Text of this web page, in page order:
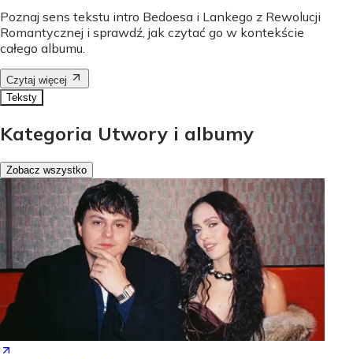
Poznaj sens tekstu intro Bedoesa i Lankego z Rewolucji
Romantycznej i sprawdź, jak czytać go w kontekście
całego albumu.
Czytaj więcej
Teksty
Kategoria Utwory i albumy
Zobacz wszystko